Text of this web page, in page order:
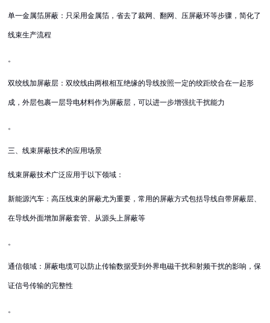
单一金属箔屏蔽：只采用金属箔，省去了裁网、翻网、压屏蔽环等步骤，简化了
线束生产流程
。
双绞线加屏蔽层：双绞线由两根相互绝缘的导线按照一定的绞距绞合在一起形
成，外层包裹一层导电材料作为屏蔽层，可以进一步增强抗干扰能力
。
三、线束屏蔽技术的应用场景
线束屏蔽技术广泛应用于以下领域：
新能源汽车：高压线束的屏蔽尤为重要，常用的屏蔽方式包括导线自带屏蔽层、
在导线外面增加屏蔽套管、从源头上屏蔽等
。
通信领域：屏蔽电缆可以防止传输数据受到外界电磁干扰和射频干扰的影响，保
证信号传输的完整性
。